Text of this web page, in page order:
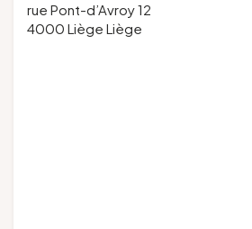
rue Pont-d’Avroy 12
4000 Liège Liège